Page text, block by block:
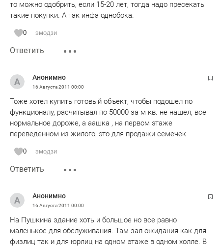
то можно одобрить, если 15-20 лет, тогда надо пресекать
такие покупки. А так инфа однобока.
0 эмодзи
Ответить
Анонимно
16 Августа 2011 00:00
Тоже хотел купить готовый объект, чтобы подошел по
функционалу, расчитывал по 50000 за м кв. не нашел, все
нормальное дороже, а аашка , на первом этаже
переведенном из жилого, это для продажи семечек
0 эмодзи
Ответить
Анонимно
16 Августа 2011 00:00
На Пушкина здание хоть и большое но все равно
маленькое для обслуживания. Там зал ожидания как для
физлиц так и для юрлиц на одном этаже в одном холле. В